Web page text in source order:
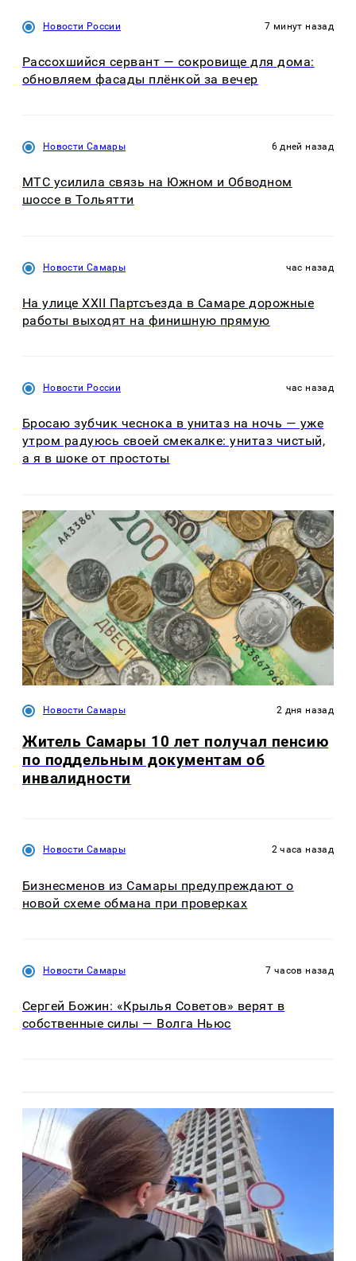
Новости России 7 минут назад
Рассохшийся сервант — сокровище для дома:
обновляем фасады плёнкой за вечер
Новости Самары 6 дней назад
МТС усилила связь на Южном и Обводном
шоссе в Тольятти
Новости Самары час назад
На улице XXII Партсъезда в Самаре дорожные
работы выходят на финишную прямую
Новости России час назад
Бросаю зубчик чеснока в унитаз на ночь — уже
утром радуюсь своей смекалке: унитаз чистый,
а я в шоке от простоты
Новости Самары 2 дня назад
Житель Самары 10 лет получал пенсию
по поддельным документам об
инвалидности
Новости Самары 2 часа назад
Бизнесменов из Самары предупреждают о
новой схеме обмана при проверках
Новости Самары 7 часов назад
Сергей Божин: «Крылья Советов» верят в
собственные силы — Волга Ньюс